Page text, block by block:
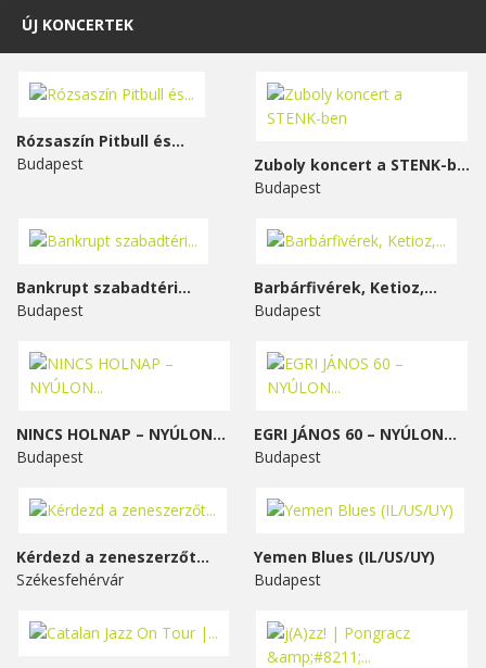
ÚJ KONCERTEK
Rózsaszín Pitbull és...
Budapest
Zuboly koncert a STENK-ben
Budapest
Bankrupt szabadtéri...
Budapest
Barbárfivérek, Ketioz,...
Budapest
NINCS HOLNAP – NYÚLON...
Budapest
EGRI JÁNOS 60 – NYÚLON...
Budapest
Kérdezd a zeneszerzőt...
Székesfehérvár
Yemen Blues (IL/US/UY)
Budapest